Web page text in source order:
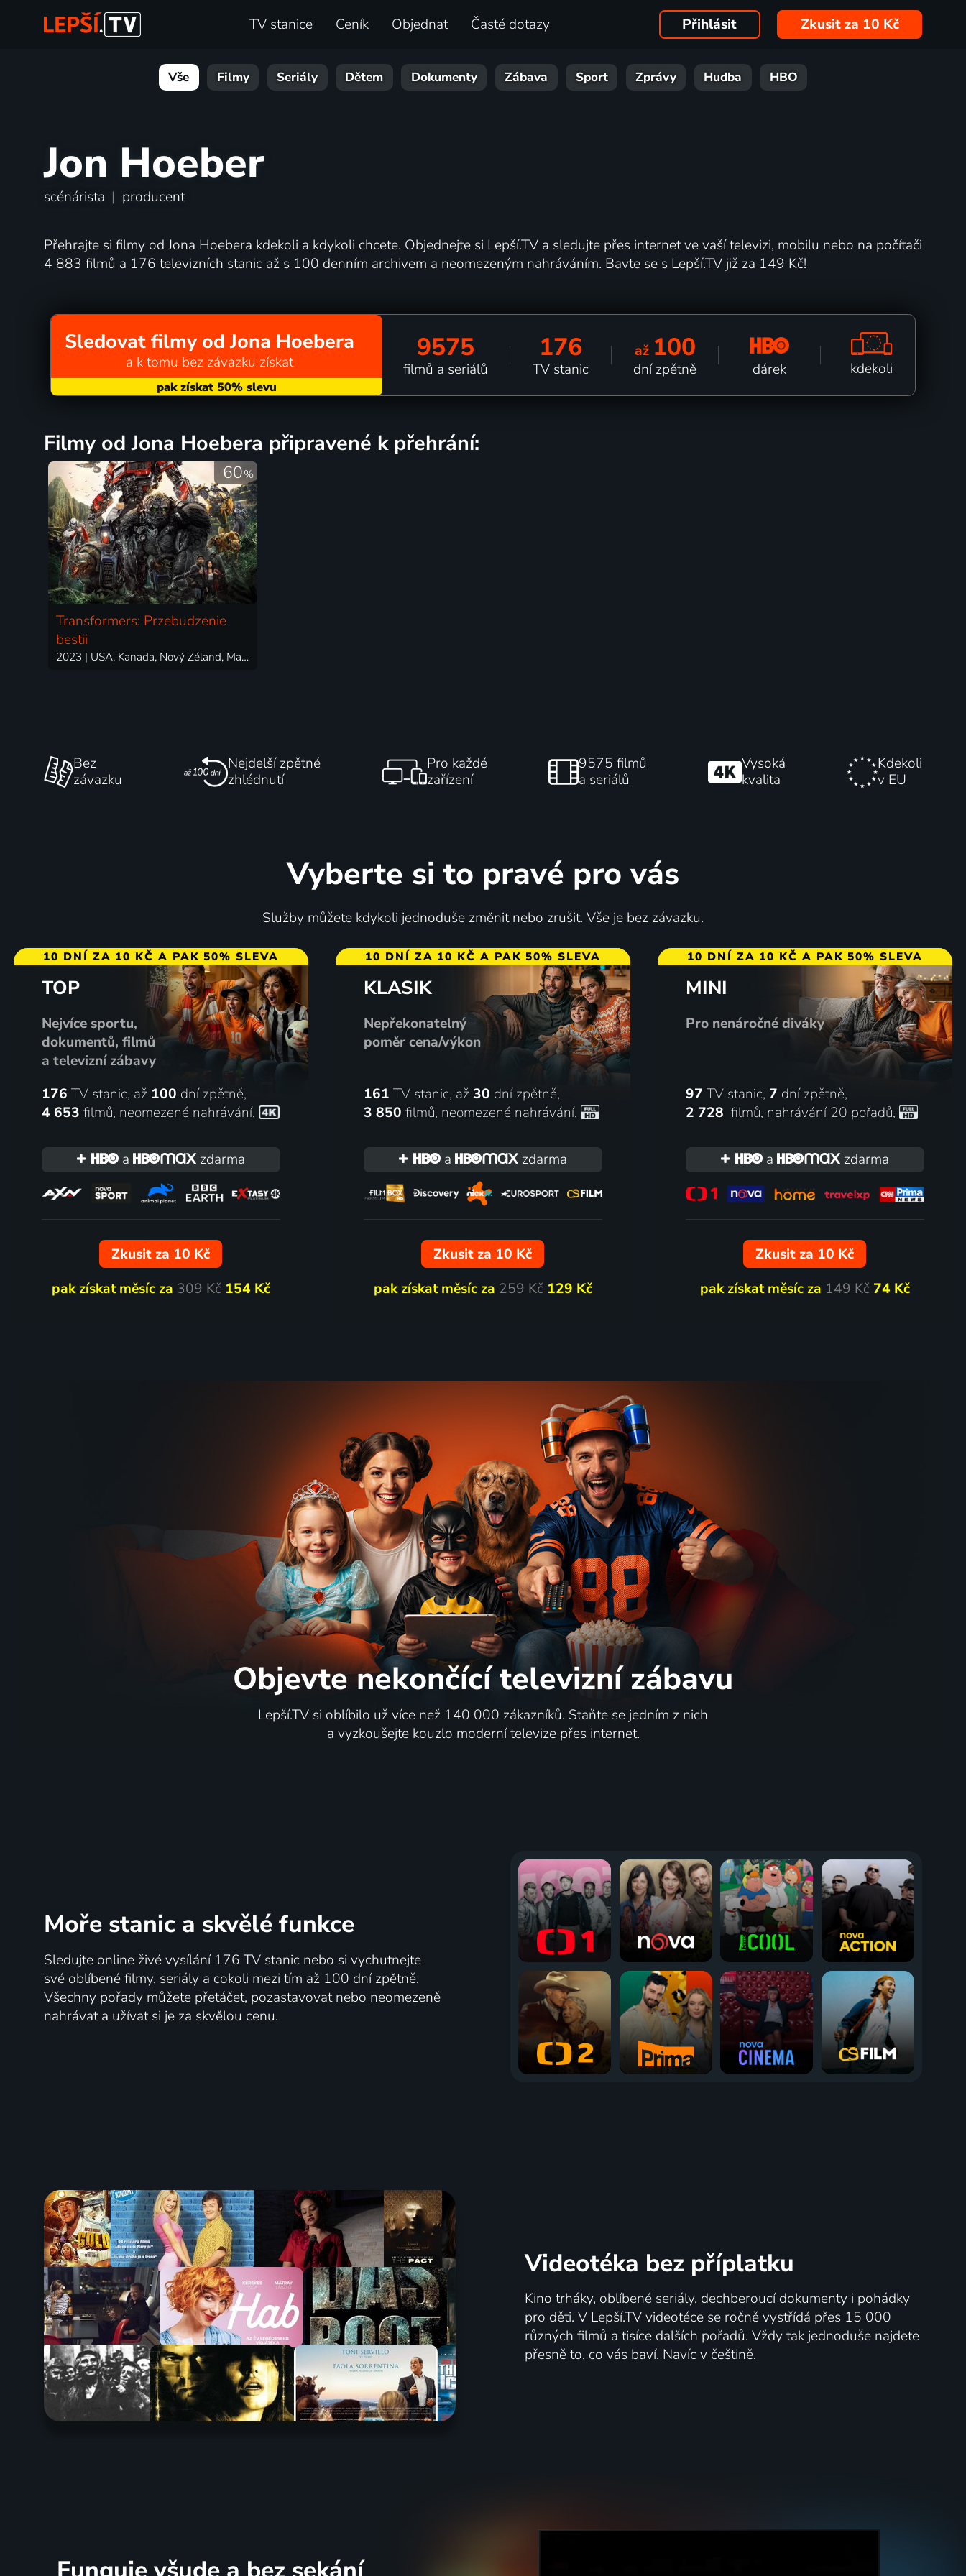
TV stanice Ceník Objednat Časté dotazy Přihlásit Zkusit za 10 Kč
Vše Filmy Seriály Dětem Dokumenty Zábava Sport Zprávy Hudba HBO
Jon Hoeber
scénárista | producent
Přehrajte si filmy od Jona Hoebera kdekoli a kdykoli chcete. Objednejte si Lepší.TV a sledujte přes internet ve vaší televizi, mobilu nebo na počítači
4 883 filmů a 176 televizních stanic až s 100 denním archivem a neomezeným nahráváním. Bavte se s Lepší.TV již za 149 Kč!
Sledovat filmy od Jona Hoebera
a k tomu bez závazku získat 9575
filmů a seriálů
176
TV stanic
až 100
dní zpětně dárek kdekoli
filmy od Jona Hoebera připravené k přehrání:
60%
Transformers: Przebudzenie
bestii
2023 | USA, Kanada, Nový Zéland, Maďarsko, Peru, Čína | Akční, Dobrodružný, Science Fiction
Bez
závazku
Nejdelší zpětné
zhlédnutí
Pro každé
zařízení
9575 filmů
a seriálů
Vysoká
kvalita
Kdekoli
v EU
Vyberte si to pravé pro vás
Služby můžete kdykoli jednoduše změnit nebo zrušit. Vše je bez závazku.
10 DNÍ ZA 10 KČ A PAK 50% SLEVA
TOP
Nejvíce sportu,
dokumentů, filmů
a televizní zábavy
176 TV stanic, až 100 dní zpětně,
4 653 filmů, neomezené nahrávání,
a zdarma
Zkusit za 10 Kč
pak získat měsíc za309 Kč 154 Kč
10 DNÍ ZA 10 KČ A PAK 50% SLEVA
KLASIK
Nepřekonatelný
poměr cena/výkon
161 TV stanic, až 30 dní zpětně,
3 850 filmů, neomezené nahrávání,
a zdarma
Zkusit za 10 Kč
pak získat měsíc za259 Kč 129 Kč
10 DNÍ ZA 10 KČ A PAK 50% SLEVA
MINI
Pro nenáročné diváky
97 TV stanic, 7 dní zpětně,
2 728 filmů, nahrávání 20 pořadů,
a zdarma
Zkusit za 10 Kč
pak získat měsíc za149 Kč 74 Kč
Objevte nekončící televizní zábavu
Lepší.TV si oblíbilo už více než 140 000 zákazníků. Staňte se jedním z nich
a vyzkoušejte kouzlo moderní televize přes internet.
Moře stanic a skvělé funkce
Sledujte online živé vysílání 176 TV stanic nebo si vychutnejte
své oblíbené filmy, seriály a cokoli mezi tím až 100 dní zpětně.
Všechny pořady můžete přetáčet, pozastavovat nebo neomezeně
nahrávat a užívat si je za skvělou cenu.
Videotéka bez příplatku
Kino trháky, oblíbené seriály, dechberoucí dokumenty i pohádky
pro děti. V Lepší.TV videotéce se ročně vystřídá přes 15 000
různých filmů a tisíce dalších pořadů. Vždy tak jednoduše najdete
přesně to, co vás baví. Navíc v češtině.